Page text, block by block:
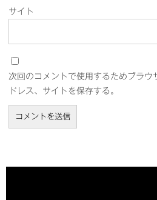
サイト
次回のコメントで使用するためブラウ
ドレス、サイトを保存する。